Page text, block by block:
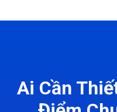
Ai Cần